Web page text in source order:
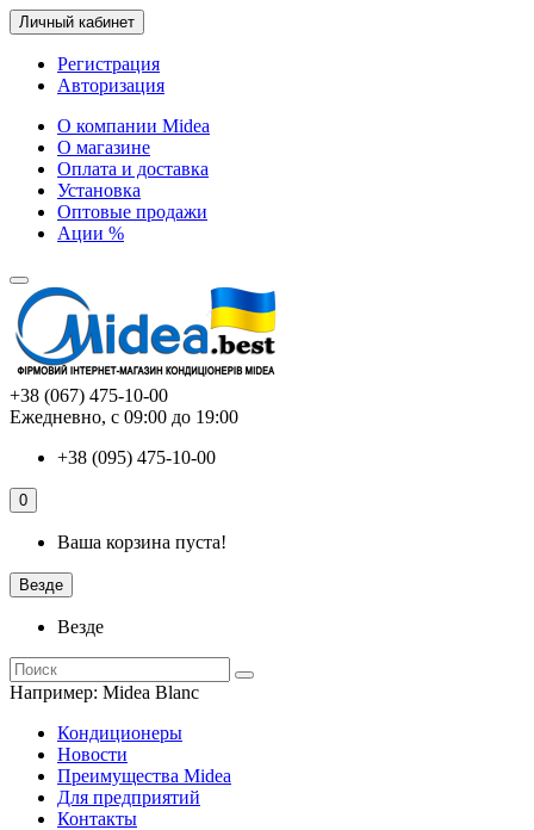
Личный кабинет
Регистрация
Авторизация
О компании Midea
О магазине
Оплата и доставка
Установка
Оптовые продажи
Ации %
+38 (067) 475-10-00
Ежедневно, с 09:00 до 19:00
+38 (095) 475-10-00
0
Ваша корзина пуста!
Везде
Везде
Например: Midea Blanc
Кондиционеры
Новости
Преимущества Midea
Для предприятий
Контакты